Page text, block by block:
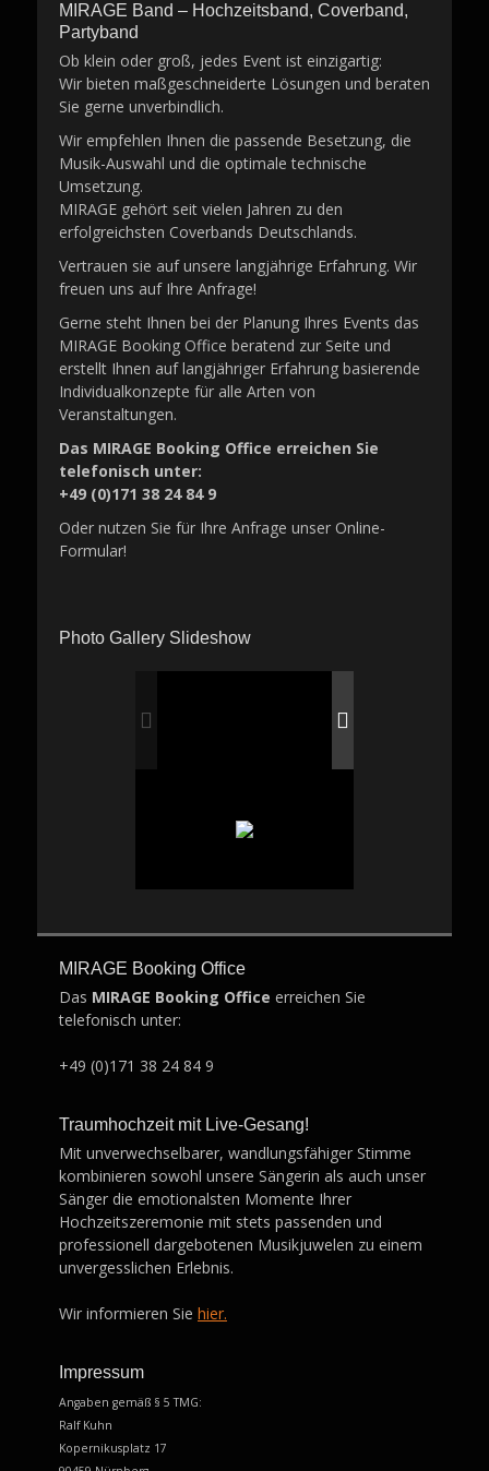
MIRAGE Band – Hochzeitsband, Coverband,
Partyband
Ob klein oder groß, jedes Event ist einzigartig:
Wir bieten maßgeschneiderte Lösungen und beraten
Sie gerne unverbindlich.
Wir empfehlen Ihnen die passende Besetzung, die
Musik-Auswahl und die optimale technische
Umsetzung.
MIRAGE gehört seit vielen Jahren zu den
erfolgreichsten Coverbands Deutschlands.
Vertrauen sie auf unsere langjährige Erfahrung. Wir
freuen uns auf Ihre Anfrage!
Gerne steht Ihnen bei der Planung Ihres Events das
MIRAGE Booking Office beratend zur Seite und
erstellt Ihnen auf langjähriger Erfahrung basierende
Individualkonzepte für alle Arten von
Veranstaltungen.
Das MIRAGE Booking Office erreichen Sie
telefonisch unter:
+49 (0)171 38 24 84 9
Oder nutzen Sie für Ihre Anfrage unser Online-
Formular!
Photo Gallery Slideshow
MIRAGE Booking Office
Das MIRAGE Booking Office erreichen Sie
telefonisch unter:
+49 (0)171 38 24 84 9
Traumhochzeit mit Live-Gesang!
Mit unverwechselbarer, wandlungsfähiger Stimme
kombinieren sowohl unsere Sängerin als auch unser
Sänger die emotionalsten Momente Ihrer
Hochzeitszeremonie mit stets passenden und
professionell dargebotenen Musikjuwelen zu einem
unvergesslichen Erlebnis.
Wir informieren Sie hier.
Impressum
Angaben gemäß § 5 TMG:
Ralf Kuhn
Kopernikusplatz 17